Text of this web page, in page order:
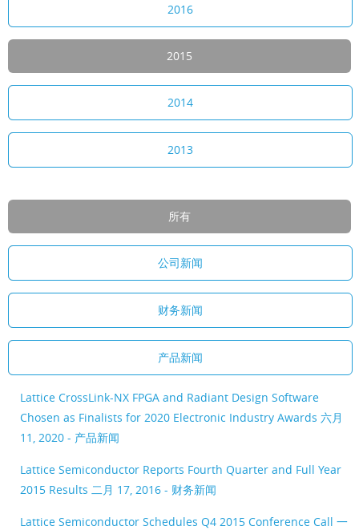
2016
2015
2014
2013
所有
公司新闻
财务新闻
产品新闻
Lattice CrossLink-NX FPGA and Radiant Design Software
Chosen as Finalists for 2020 Electronic Industry Awards 六月
11, 2020 - 产品新闻
Lattice Semiconductor Reports Fourth Quarter and Full Year
2015 Results 二月 17, 2016 - 财务新闻
Lattice Semiconductor Schedules Q4 2015 Conference Call 一